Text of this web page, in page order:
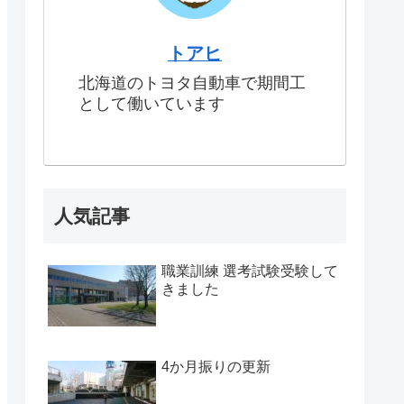
トアヒ
北海道のトヨタ自動車で期間工
として働いています
人気記事
職業訓練 選考試験受験して
きました
4か月振りの更新